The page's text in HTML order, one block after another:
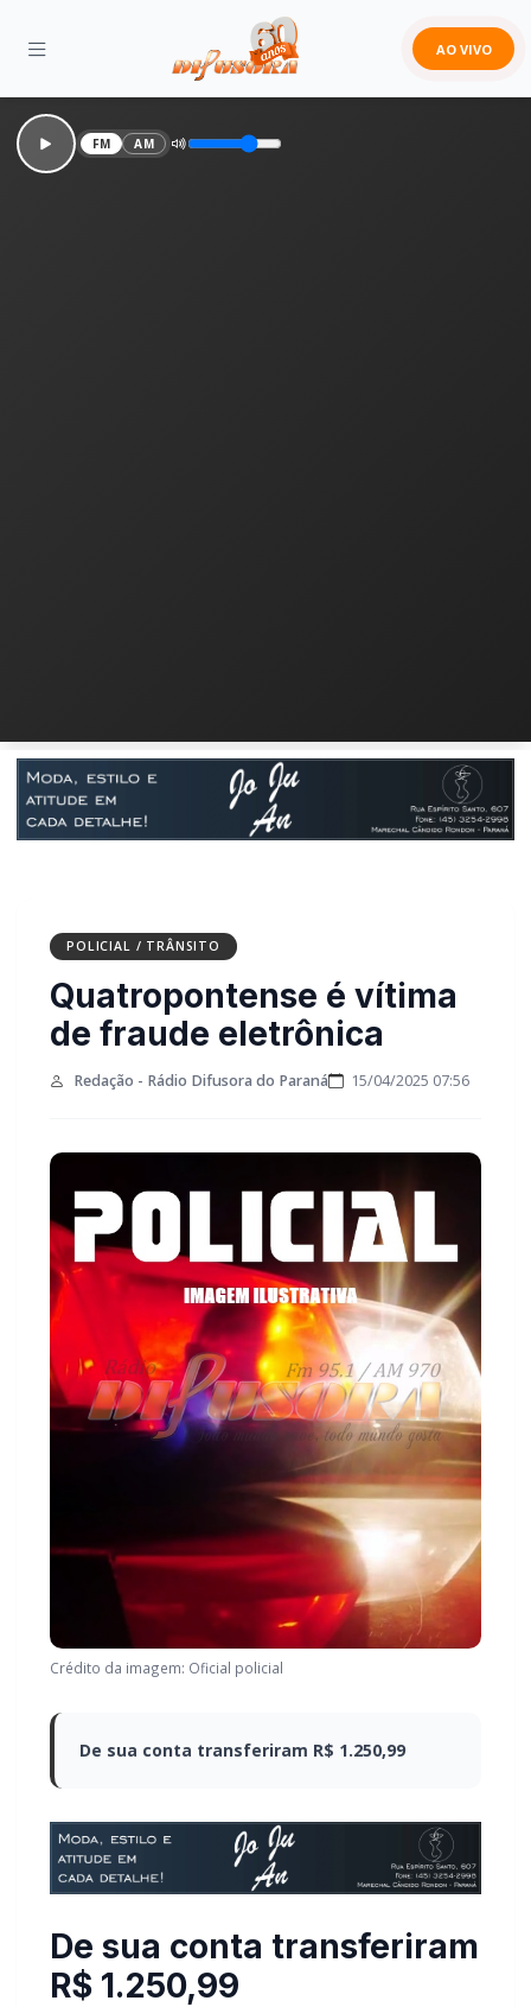
AO VIVO
FM AM
POLICIAL / TRÂNSITO
Quatropontense é vítima
de fraude eletrônica
Redação - Rádio Difusora do Paraná 15/04/2025 07:56
Crédito da imagem: Oficial policial
De sua conta transferiram R$ 1.250,99
De sua conta transferiram
R$ 1.250,99